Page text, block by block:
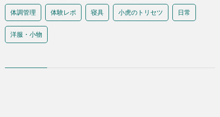
体調管理 体験レポ 寝具 小虎のトリセツ 日常
洋服・小物